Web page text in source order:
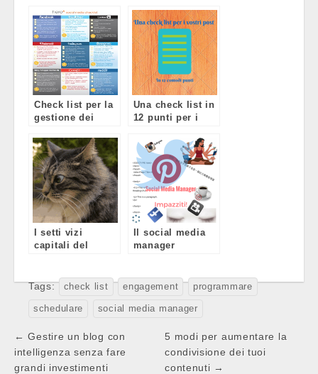
Check list per la
gestione dei
Una check list in
12 punti per i
I setti vizi
capitali del
Il social media
manager
dei clienti/datori
Tags: check list engagement programmare
schedulare social media manager
Post
navigation
← Gestire un blog con
intelligenza senza fare
grandi investimenti
5 modi per aumentare la
condivisione dei tuoi
contenuti →